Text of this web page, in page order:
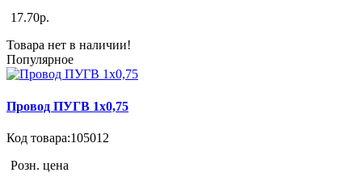
17.70р.
Товара нет в наличии!
Популярное
Провод ПУГВ 1х0,75
Код товара:105012
Розн. цена